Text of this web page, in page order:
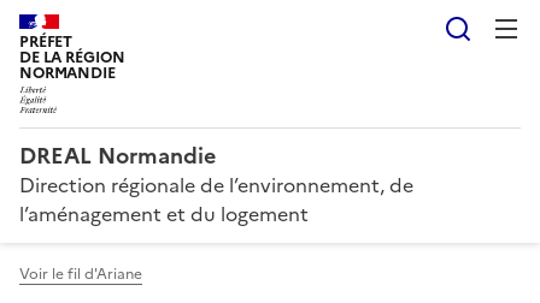
PRÉFET
DE LA RÉGION
NORMANDIE
DREAL Normandie
Direction régionale de l’environnement, de
l’aménagement et du logement
Voir le fil d'Ariane